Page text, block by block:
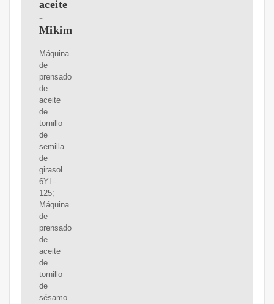
aceite
-
Mikim
Máquina
de
prensado
de
aceite
de
tornillo
de
semilla
de
girasol
6YL-
125;
Máquina
de
prensado
de
aceite
de
tornillo
de
sésamo